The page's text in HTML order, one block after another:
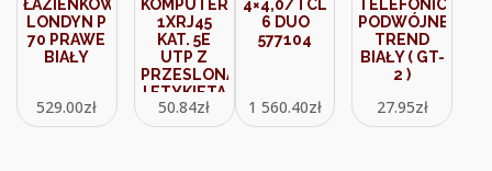
ŁAZIENKOWE
LONDYN P
70 PRAWE
BIAŁY
529.00zł
KOMPUTEROWE
1XRJ45
KAT. 5E
UTP Z
PRZESLONA
I ETYKIETA
DANTE0 (
450465 )
50.84zł
4×4,0/TCL
6 DUO
577104
1 560.40zł
TELEFONICZNE
PODWÓJNE
TREND
BIAŁY ( GT-
2 )
27.95zł